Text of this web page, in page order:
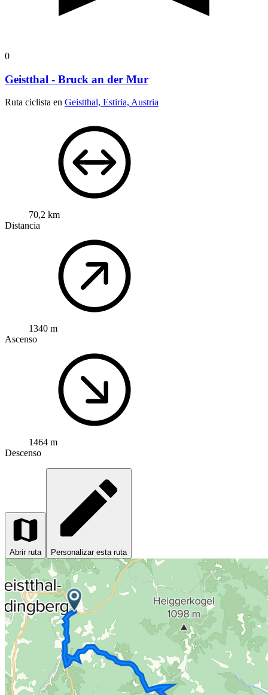
0
Geistthal - Bruck an der Mur
Ruta ciclista en Geistthal, Estiria, Austria
70,2 km
Distancia
1340 m
Ascenso
1464 m
Descenso
Abrir ruta Personalizar esta ruta